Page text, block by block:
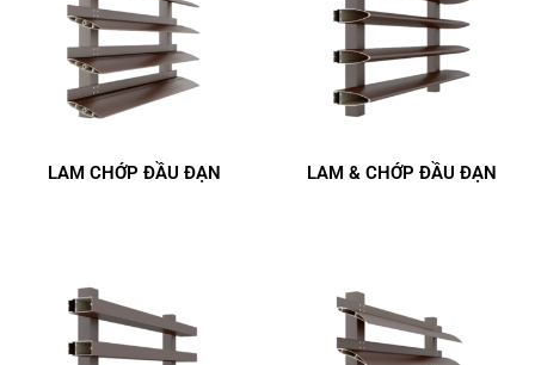
LAM CHỚP ĐẦU ĐẠN LAM & CHỚP ĐẦU ĐẠN